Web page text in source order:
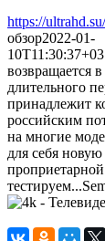
https://
обзор2022-01-
возвращается
длительного
принадлежит
российским
на многие
для себя
тестируем...